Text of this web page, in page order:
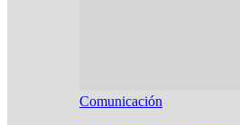
Comunicación